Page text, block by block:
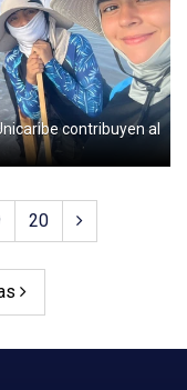
contribuyen al
20